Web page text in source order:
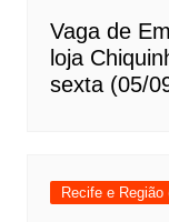
Vaga de
loja
sexta (05/
Recife e Região